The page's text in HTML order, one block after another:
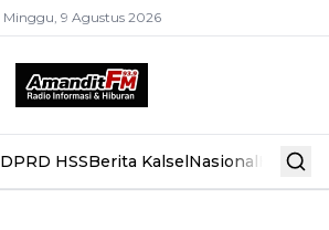
Minggu, 9 Agustus 2026
DPRD HSSBerita KalselNasional Hiburan